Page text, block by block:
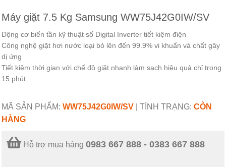
Máy giặt 7.5 Kg Samsung WW75J42G0IW/SV
Động cơ biến tần kỹ thuật số Digital Inverter tiết kiệm điện
Công nghệ giặt hơi nước loại bỏ lên đến 99.9% vi khuẩn và chất gây
dị ứng
Tiết kiệm thời gian với chế độ giặt nhanh làm sạch hiệu quả chỉ trong
15 phút
MÃ SẢN PHẨM: WW75J42G0IW/SV TÌNH TRẠNG: CÒN
HÀNG
Hỗ trợ mua hàng 0983 667 888 - 0383 667 888